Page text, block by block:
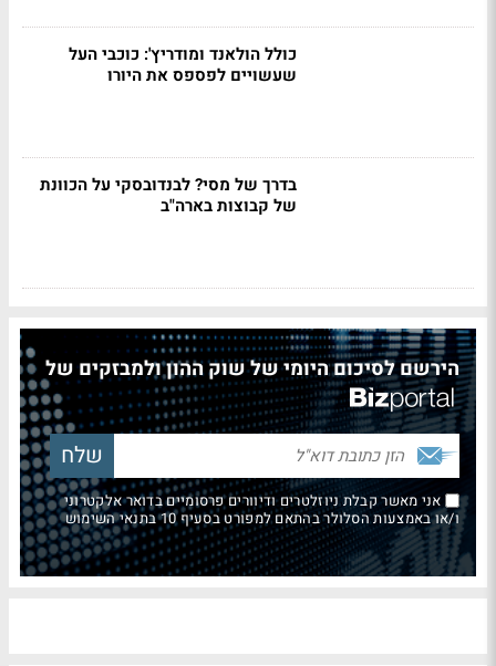
כולל הולאנד ומודריץ': כוכבי העל
שעשויים לפספס את היורו
בדרך של מסי? לבנדובסקי על הכוונת
של קבוצות בארה"ב
הירשם לסיכום היומי של שוק ההון ולמבזקים של
אני מאשר קבלת ניוזלטרים ודיוורים פרסומיים בדואר אלקטרוני
ו/או באמצעות הסלולר בהתאם למפורט בסעיף 10 בתנאי השימוש